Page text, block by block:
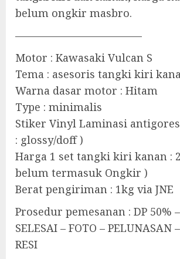
belum ongkir masbro.
————————————
Motor : Kawasaki Vulcan S
Tema : asesoris tangki kiri
Warna dasar motor : Hitam
Type : minimalis
Stiker Vinyl Laminasi
: glossy/doff )
Harga 1 set tangki kiri kanan :
belum termasuk Ongkir )
Berat pengiriman : 1kg via JNE
Prosedur pemesanan : DP 50%
SELESAI – FOTO – PELUNASAN
RESI